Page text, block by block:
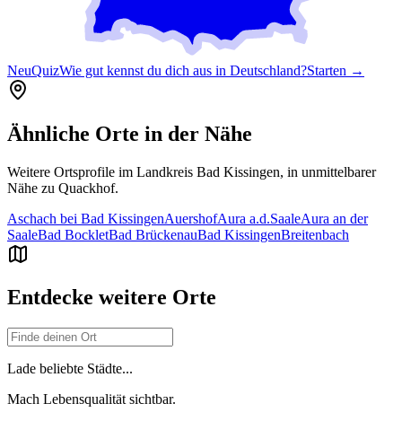
NeuQuizWie gut kennst du dich aus in Deutschland?Starten →
Ähnliche Orte in der Nähe
Weitere Ortsprofile im Landkreis Bad Kissingen, in unmittelbarer
Nähe zu Quackhof.
Aschach bei Bad KissingenAuershofAura a.d.SaaleAura an der
SaaleBad BockletBad BrückenauBad KissingenBreitenbach
Entdecke weitere Orte
Lade beliebte Städte...
Mach Lebensqualität sichtbar.